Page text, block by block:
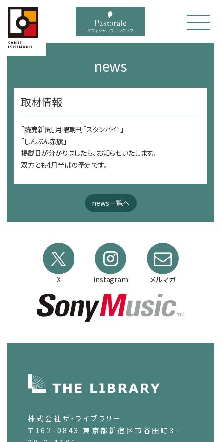
menu オフィシャル ファンクラブ
news
取材情報
「読売新聞」月曜朝刊「スタンバイ！」
「しんぶん赤旗」
掲載日が分かりましたら、お知らせいたします。
双方とも4月半ばの予定です。
news一覧へ
X instagram メルマガ
株式会社ザ・ライブラリー
〒162-0843 東京都新宿区市谷田町3-